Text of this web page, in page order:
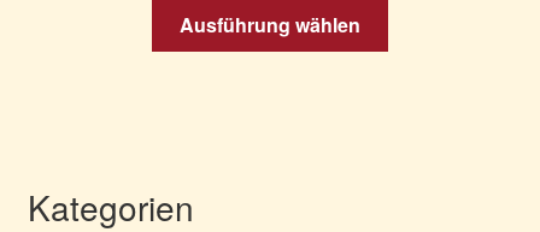
Ausführung wählen
Kategorien